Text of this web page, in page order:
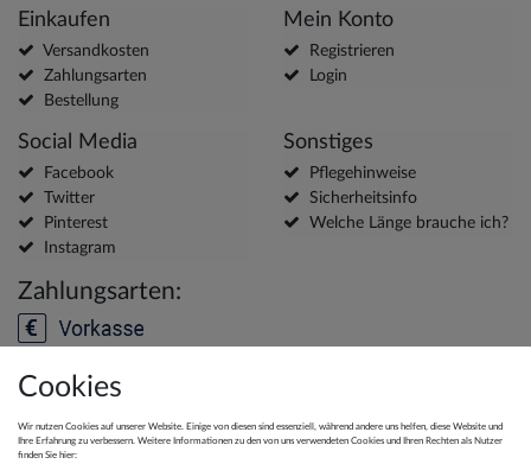
Einkaufen
Versandkosten
Zahlungsarten
Bestellung
Mein Konto
Registrieren
Login
Social Media
Facebook
Twitter
Pinterest
Instagram
Sonstiges
Pflegehinweise
Sicherheitsinfo
Welche Länge brauche ich?
Zahlungsarten:
Versanddienstleister:
Cookies
Wir nutzen Cookies auf unserer Website. Einige von diesen sind essenziell, während andere uns helfen, diese Website und
Ihre Erfahrung zu verbessern. Weitere Informationen zu den von uns verwendeten Cookies und Ihren Rechten als Nutzer
finden Sie hier: